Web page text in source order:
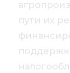
пути их